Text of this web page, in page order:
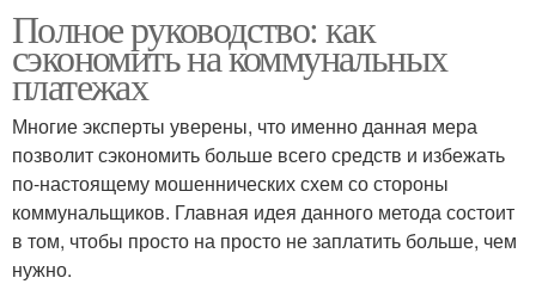
Полное руководство: как
сэкономить на коммунальных
платежах
Многие эксперты уверены, что именно данная мера
позволит сэкономить больше всего средств и избежать
по-настоящему мошеннических схем со стороны
коммунальщиков. Главная идея данного метода состоит
в том, чтобы просто на просто не заплатить больше, чем
нужно.